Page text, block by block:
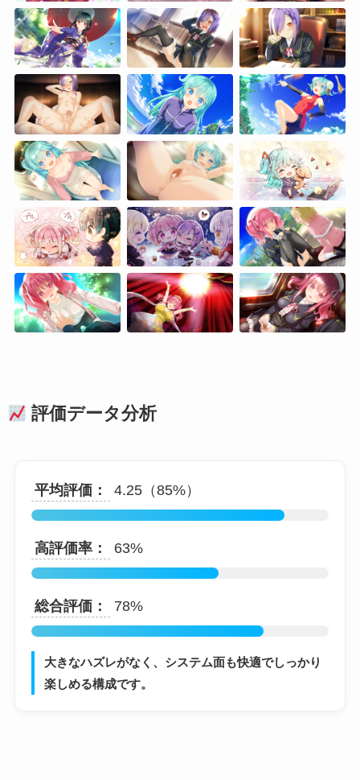
評価データ分析
平均評価： 4.25（85%）
高評価率： 63%
総合評価： 78%
大きなハズレがなく、システム面も快適でしっかり
楽しめる構成です。